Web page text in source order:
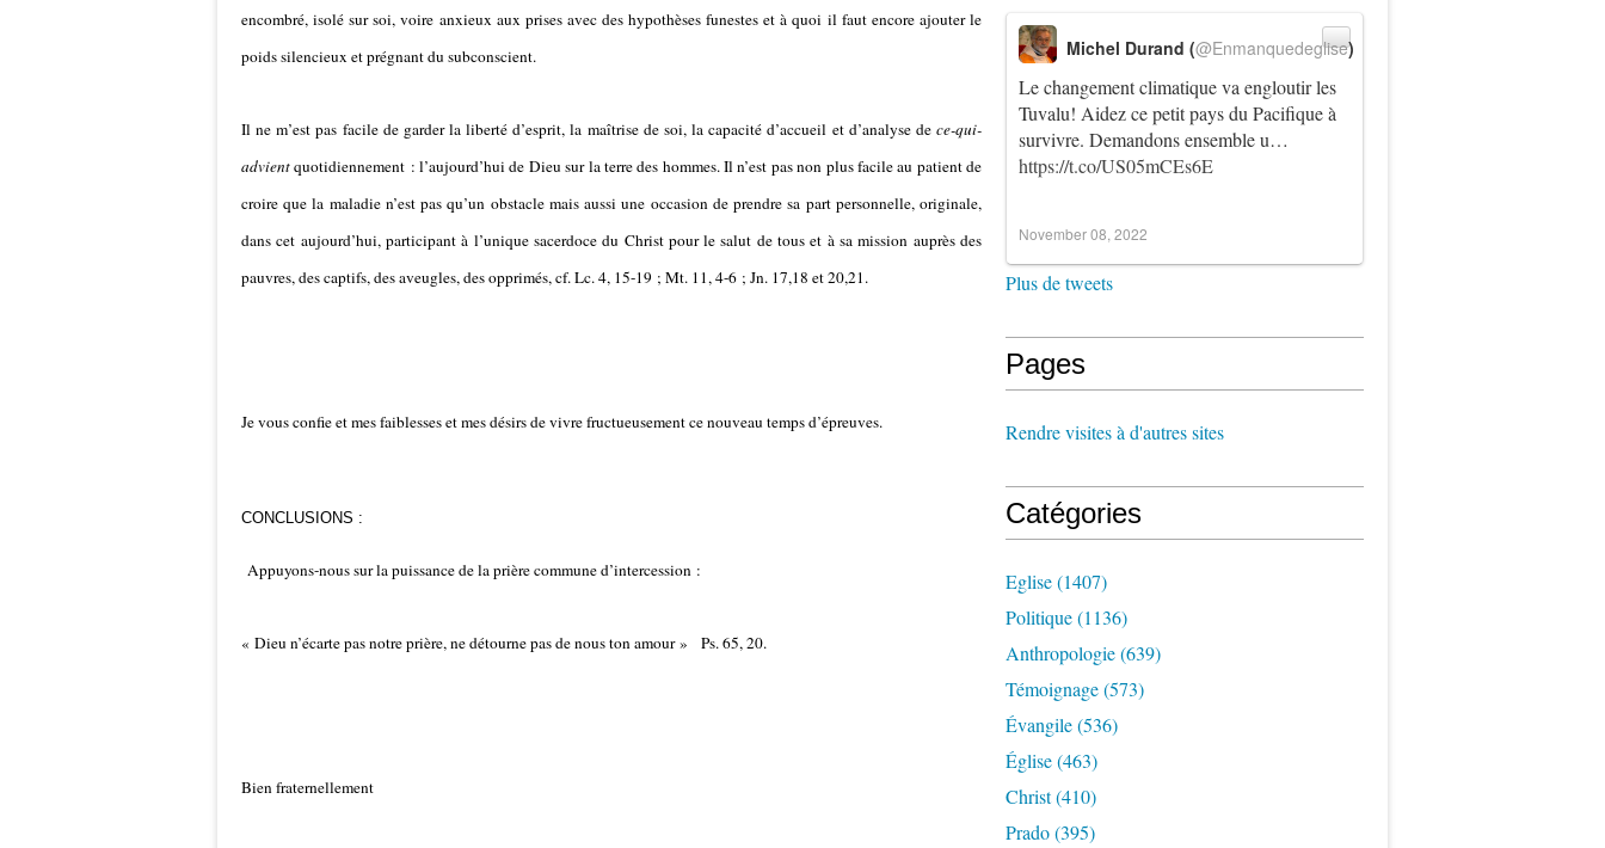
encombré, isolé sur soi, voire anxieux aux prises avec des hypothèses funestes et à quoi il faut encore ajouter le
poids silencieux et prégnant du subconscient.
Il ne m’est pas facile de garder la liberté d’esprit, la maîtrise de soi, la capacité d’accueil et d’analyse de ce-qui-
advientquotidiennement : l’aujourd’hui de Dieu sur la terre des hommes. Il n’est pas non plus facile au patient de
croire que la maladie n’est pas qu’un obstacle mais aussi une occasion de prendre sa part personnelle, originale,
dans cet aujourd’hui, participant à l’unique sacerdoce du Christ pour le salut de tous et à sa mission auprès des
pauvres, des captifs, des aveugles, des opprimés, cf. Lc. 4, 15-19 ; Mt. 11, 4-6 ; Jn. 17,18 et 20,21.
Je vous confie et mes faiblesses et mes désirs de vivre fructueusement ce nouveau temps d’épreuves.
CONCLUSIONS :
Appuyons-nous sur la puissance de la prière commune d’intercession :
« Dieu n’écarte pas notre prière, ne détourne pas de nous ton amour » Ps. 65, 20.
Bien fraternellement
Le changement climatique va engloutir les
Tuvalu! Aidez ce petit pays du Pacifique à
survivre. Demandons ensemble u…
https://t.co/US05mCEs6E
Michel Durand (@Enmanquedeglise)
November 08, 2022
Plus de tweets
Pages
Rendre visites à d'autres sites
Catégories
Eglise(1407)
Politique(1136)
Anthropologie(639)
Témoignage(573)
Évangile(536)
Église(463)
Christ(410)
Prado(395)